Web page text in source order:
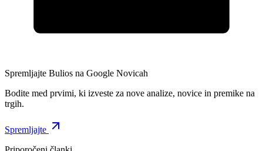
Spremljajte Bulios na Google Novicah
Bodite med prvimi, ki izveste za nove analize, novice in premike na
trgih.
Spremljajte